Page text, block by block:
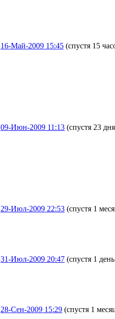
16-Май-2009 15:45 (спустя 15
09-Июн-2009 11:13 (спустя 23
29-Июл-2009 22:53 (спустя 1
31-Июл-2009 20:47 (спустя 1
28-Сен-2009 15:29 (спустя 1